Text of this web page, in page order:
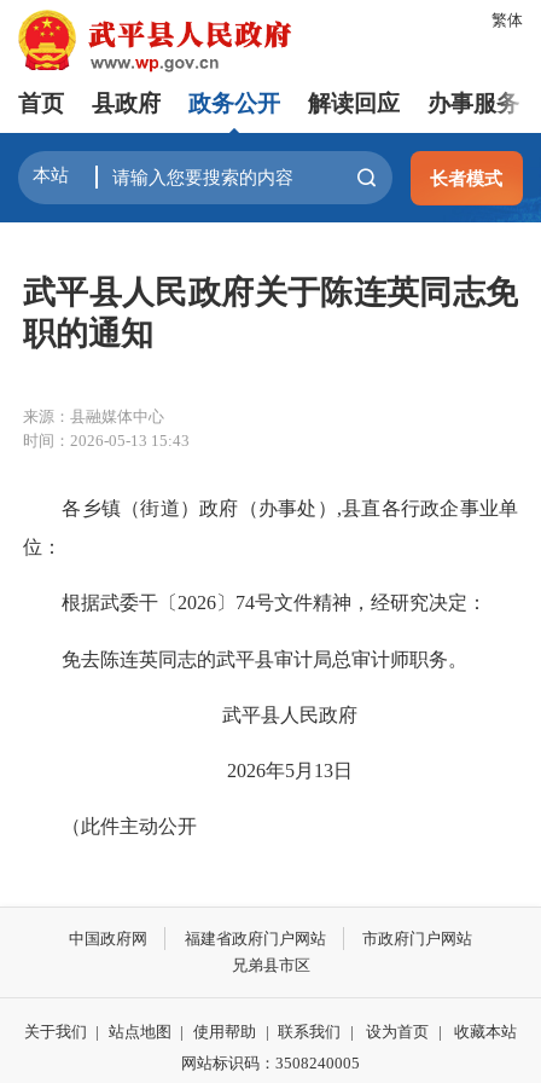
繁体
首页 县政府 政务公开 解读回应 办事服务
长者模式
武平县人民政府关于陈连英同志免
职的通知
来源：县融媒体中心
时间：2026-05-13 15:43
各乡镇（街道）政府（办事处）,县直各行政企事业单
位：
根据武委干〔2026〕74号文件精神，经研究决定：
免去陈连英同志的武平县审计局总审计师职务。
武平县人民政府
2026年5月13日
（此件主动公开
中国政府网 福建省政府门户网站
市政府门户网站
兄弟县市区
关于我们 | 站点地图 | 使用帮助 | 联系我们 | 设为首页 |
收藏本站
网站标识码：3508240005